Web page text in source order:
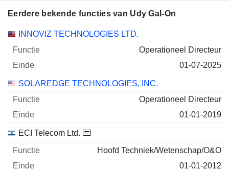
Eerdere bekende functies van Udy Gal-On
Bedrijven Functie Einde
INNOVIZ TECHNOLOGIES LTD.
Operationeel Directeur
01-07-2025
SOLAREDGE TECHNOLOGIES, INC.
Operationeel Directeur
01-01-2019
ECI Telecom Ltd.
Hoofd Techniek/Wetenschap/O&O
01-01-2012